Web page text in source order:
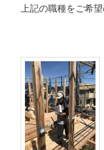
上記の職種をご希